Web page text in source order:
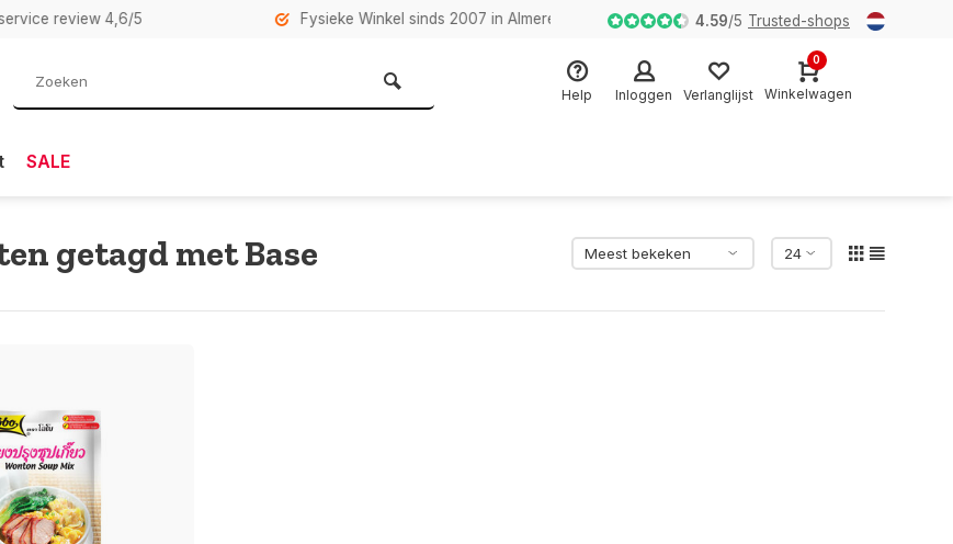
review 4,6/5 Fysieke Winkel sinds 2007 in Almere 4.59/5 Trusted-shops
Help Inloggen Verlanglijst
0
Winkelwagen
SALE
getagd met Base